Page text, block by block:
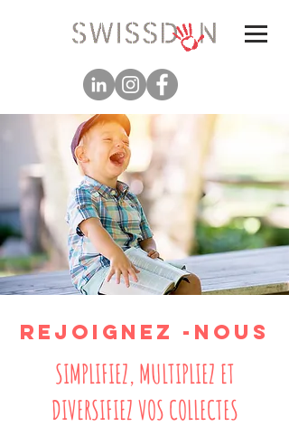
Rejoignez -nous
SIMPLIFIEZ, MULTIPLIEZ ET
DIVERSIFIEZ VOS COLLECTES